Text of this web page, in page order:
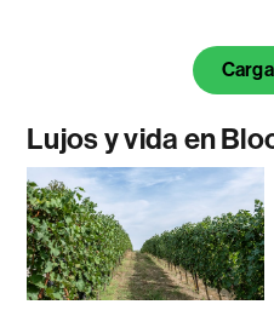
Lujos y vida en